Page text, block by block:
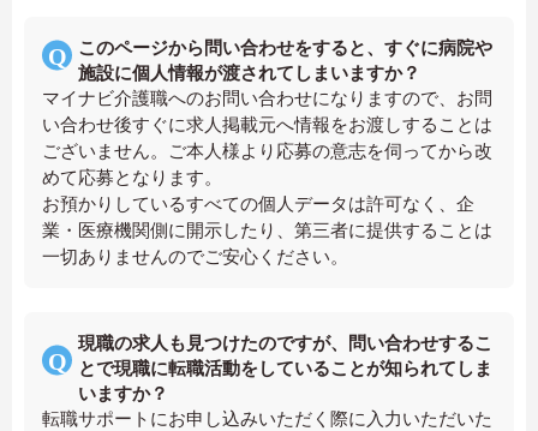
このページから問い合わせをすると、すぐに病院や
施設に個人情報が渡されてしまいますか？
マイナビ介護職へのお問い合わせになりますので、お問
い合わせ後すぐに求人掲載元へ情報をお渡しすることは
ございません。ご本人様より応募の意志を伺ってから改
めて応募となります。
お預かりしているすべての個人データは許可なく、企
業・医療機関側に開示したり、第三者に提供することは
一切ありませんのでご安心ください。
現職の求人も見つけたのですが、問い合わせするこ
とで現職に転職活動をしていることが知られてしま
いますか？
転職サポートにお申し込みいただく際に入力いただいた